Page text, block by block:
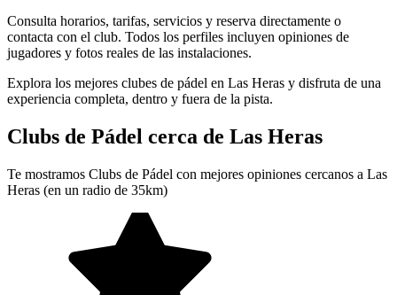
Consulta horarios, tarifas, servicios y reserva directamente o
contacta con el club. Todos los perfiles incluyen opiniones de
jugadores y fotos reales de las instalaciones.
Explora los mejores clubes de pádel en Las Heras y disfruta de una
experiencia completa, dentro y fuera de la pista.
Clubs de Pádel cerca de Las Heras
Te mostramos Clubs de Pádel con mejores opiniones cercanos a Las
Heras (en un radio de 35km)